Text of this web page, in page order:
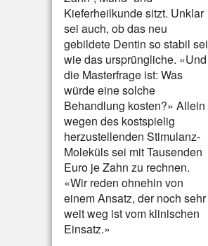
Kieferheilkunde sitzt. Unklar
sei auch, ob das neu
gebildete Dentin so stabil sei
wie das ursprüngliche. «Und
die Masterfrage ist: Was
würde eine solche
Behandlung kosten?» Allein
wegen des kostspielig
herzustellenden Stimulanz-
Moleküls sei mit Tausenden
Euro je Zahn zu rechnen.
«Wir reden ohnehin von
einem Ansatz, der noch sehr
weit weg ist vom klinischen
Einsatz.»